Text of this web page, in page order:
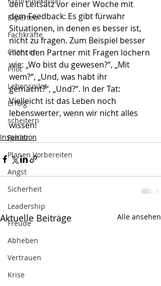
Experten
Fachkräfte
Chancen
Pilot
Lebenspilot
Erfolg
scheitern
Fehler
Planen Vorbereiten
Angst
Sicherheit
Leadership
Freude
Abheben
Vertrauen
Krise
den Leitsatz vor einer Woche mit
dem Feedback: Es gibt fürwahr
Situationen, in denen es besser ist,
nicht zu fragen. Zum Beispiel besser
nicht den Partner mit Fragen löchern
wie: „Wo bist du gewesen?“, „Mit
wem?“, „Und, was habt ihr
gemacht?“, „Und?“. In der Tat:
Vielleicht ist das Leben noch
lebenswerter, wenn wir nicht alles
wissen!
Inspiration
Aktuelle Beiträge Alle ansehen